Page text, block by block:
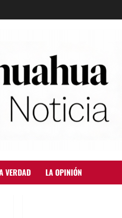
VERDAD LA OPINIÓN